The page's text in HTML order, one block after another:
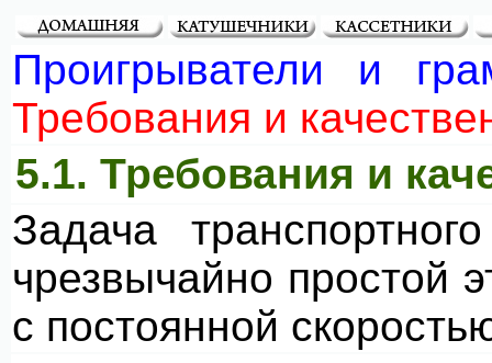
Проигрыватели и
Требования и
5.1. Требования и
Задача
чрезвычайно простой
с постоянной